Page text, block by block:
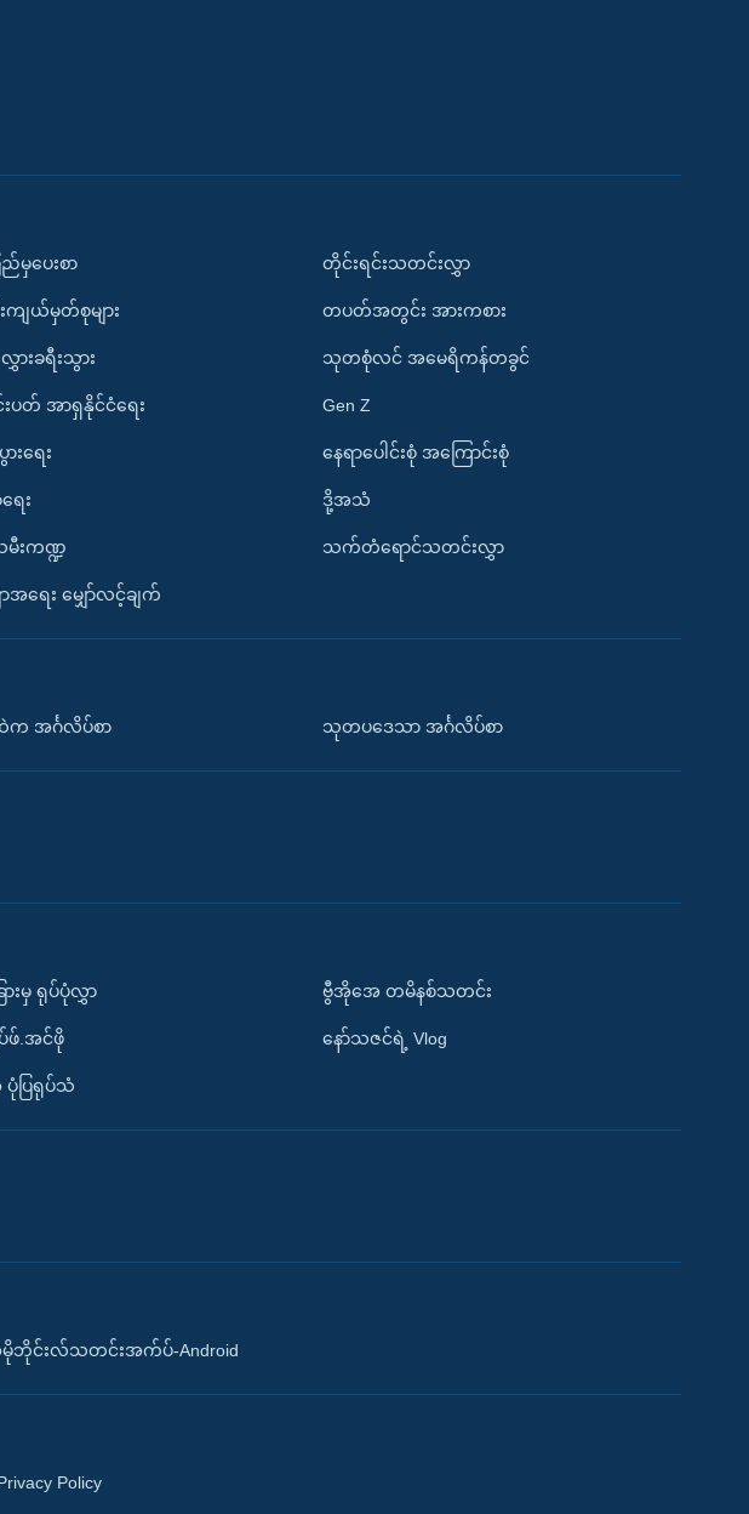
ည်မှပေးစာ
ကျယ်မှတ်စုများ
ားခရီးသွား
ပတ် အာရှနိုင်ငံရေး
းရေး
ေး
မီးကဏ္ဍ
အရေး မျှော်လင့်ချက်
တိုင်းရင်းသတင်းလွှာ
တပတ်အတွင်း အားကစား
သုတစုံလင် အမေရိကန်တခွင်
Gen Z
နေရာပေါင်းစုံ အကြောင်းစုံ
ဒို့အသံ
သက်တံရောင်သတင်းလွှာ
က အင်္ဂလိပ်စာ သုတပဒေသာ အင်္ဂလိပ်စာ
ားမှ ရုပ်ပုံလွှာ
ဖ်.အင်ဖို
ပြရုပ်သံ
ဗွီအိုအေ တမိနစ်သတင်း
နော်သဇင်ရဲ့ Vlog
ဘိုင်းလ်သတင်းအက်ပ်-Android
Policy